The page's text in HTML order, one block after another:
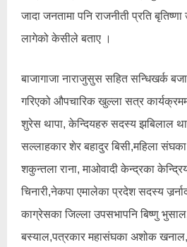
जादा जनतामा पनि राजनीती प्रति
लागेको केसीले बताए ।
बाजागाजा नाराजुसुस सहित सन्धिखर्क
गरिएको औपचारिक खुल्ला सत्र
शुरेस थापा, केन्दियहरु सदस्य झबिलाल
सल्लाहकार शेर बहादुर बिसी,महिला
शकुन्तला राना, माओवादी केन्द्रका
चिनारी,नेकपा एमालेका प्रदेश सदस्य
काग्रेसका जिल्ला उपसभापनि बिष्णु
बस्याल,पत्रकार महासंघका अशोक